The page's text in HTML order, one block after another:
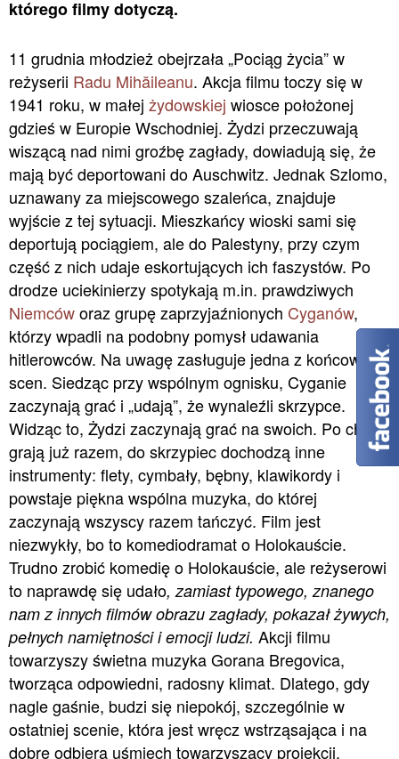
którego filmy dotyczą.
11 grudnia młodzież obejrzała „Pociąg życia” w
reżyserii Radu Mihăileanu. Akcja filmu toczy się w
1941 roku, w małej żydowskiej wiosce położonej
gdzieś w Europie Wschodniej. Żydzi przeczuwają
wiszącą nad nimi groźbę zagłady, dowiadują się, że
mają być deportowani do Auschwitz. Jednak Szlomo,
uznawany za miejscowego szaleńca, znajduje
wyjście z tej sytuacji. Mieszkańcy wioski sami się
deportują pociągiem, ale do Palestyny, przy czym
część z nich udaje eskortujących ich faszystów. Po
drodze uciekinierzy spotykają m.in. prawdziwych
Niemcóworaz grupę zaprzyjaźnionych Cyganów,
którzy wpadli na podobny pomysł udawania
hitlerowców. Na uwagę zasługuje jedna z końcowych
scen. Siedząc przy wspólnym ognisku, Cyganie
zaczynają grać i „udają”, że wynaleźli skrzypce.
Widząc to, Żydzi zaczynają grać na swoich. Po chwili
grają już razem, do skrzypiec dochodzą inne
instrumenty: flety, cymbały, bębny, klawikordy i
powstaje piękna wspólna muzyka, do której
zaczynają wszyscy razem tańczyć. Film jest
niezwykły, bo to komediodramat o Holokauście.
Trudno zrobić komedię o Holokauście, ale reżyserowi
to naprawdę się udało, zamiast typowego, znanego
nam z innych filmów obrazu zagłady, pokazał żywych,
pełnych namiętności i emocji ludzi. Akcji filmu
towarzyszy świetna muzyka Gorana Bregovica,
tworząca odpowiedni, radosny klimat. Dlatego, gdy
nagle gaśnie, budzi się niepokój, szczególnie w
ostatniej scenie, która jest wręcz wstrząsająca i na
dobre odbiera uśmiech towarzyszący projekcji.